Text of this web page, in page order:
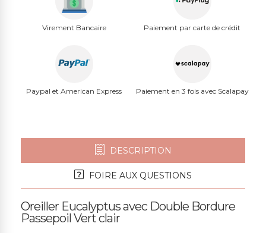
Virement Bancaire Paiement par carte de crédit
Paypal et American Express Paiement en 3 fois avec Scalapay
DESCRIPTION
FOIRE AUX QUESTIONS
Oreiller Eucalyptus avec Double Bordure
Passepoil Vert clair